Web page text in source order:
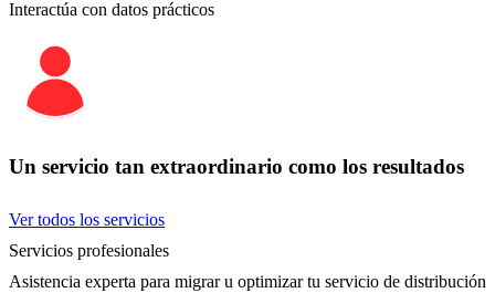
Interactúa con datos prácticos
Un servicio tan extraordinario como los resultados
Ver todos los servicios
Servicios profesionales
Asistencia experta para migrar u optimizar tu servicio de distribución